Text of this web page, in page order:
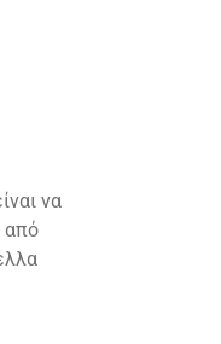
να
από